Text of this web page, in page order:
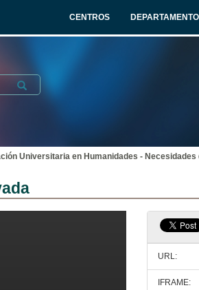
CENTROS
Submit
Universitaria en Humanidades -
URL:
IFRAME: